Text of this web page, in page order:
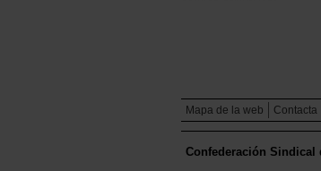
Mapa de la web Contacta
Confederación Sindical